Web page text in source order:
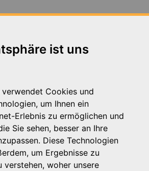
ist uns
verwendet Cookies und
um Ihnen ein
Erlebnis zu ermöglichen und
Sie sehen, besser an Ihre
Diese Technologien
um Ergebnisse zu
verstehen, woher unsere
- 10179 Berlin
16 01